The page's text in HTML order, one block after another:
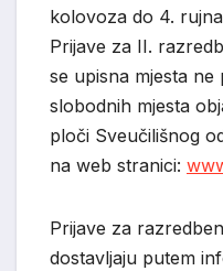
kolovoza do 4.
Prijave za II.
se upisna mjesta
slobodnih mjesta
ploči Sveučilišnog
na web stranici:
Prijave za
dostavljaju putem